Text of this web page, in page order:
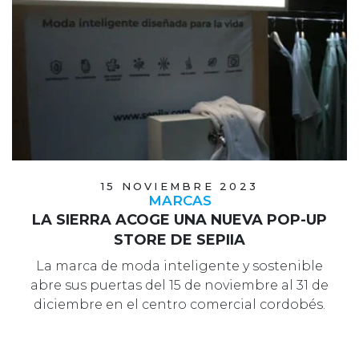
15 NOVIEMBRE 2023
MARCAS
LA SIERRA ACOGE UNA NUEVA POP-UP
STORE DE SEPIIA
La marca de moda inteligente y sostenible
abre sus puertas del 15 de noviembre al 31 de
diciembre en el centro comercial cordobés.